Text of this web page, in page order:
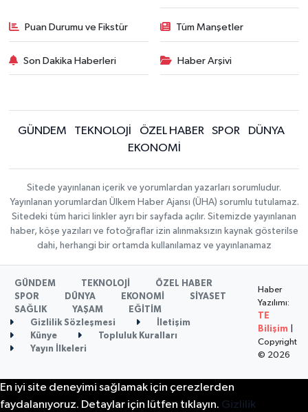
Puan Durumu ve Fikstür Tüm Manşetler
Son Dakika Haberleri Haber Arşivi
GÜNDEM TEKNOLOJİ ÖZEL HABER SPOR
DÜNYA
EKONOMİ
Sitede yayınlanan içerik ve yorumlardan yazarları sorumludur.
Yayınlanan yorumlardan Ülkem Haber Ajansı (ÜHA) sorumlu tutulamaz.
Sitedeki tüm harici linkler ayrı bir sayfada açılır. Sitemizde yayınlanan
haber, köşe yazıları ve fotoğraflar izin alınmaksızın kaynak gösterilse
dahi, herhangi bir ortamda kullanılamaz ve yayınlanamaz
GÜNDEM TEKNOLOJİ
ÖZEL HABER
SPOR
DÜNYA EKONOMİ
SİYASET
SAĞLIK
YAŞAM
EĞİTİM
Gizlilik Sözleşmesi
İletişim
Künye
Topluluk Kuralları
Yayın İlkeleri
Haber
Yazılımı:
TE
Bilişim
Copyright
© 2026
En iyi site deneyimi sağlamak için çerezlerden
faydalanıyoruz. Detaylar için lütfen tıklayın. Gizlilik